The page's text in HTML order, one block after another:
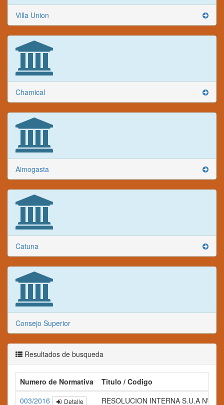
Villa Union
Chamical
Aimogasta
Catuna
Consejo Superior
Resultados de busqueda
Numero de Normativa
Titulo / Codigo
003/2016
Detalle RESOLUCION INTERNA S.U.A Nº 003